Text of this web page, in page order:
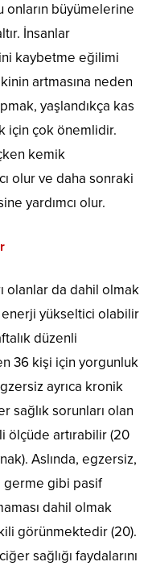
onların büyümelerine
İnsanlar
kaybetme eğilimi
artmasına neden
yaşlandıkça kas
için çok önemlidir.
kemik
olur ve daha sonraki
yardımcı olur.
olanlar da dahil olmak
yükseltici olabilir
düzenli
36 kişi için yorgunluk
ayrıca kronik
sağlık sorunları olan
ölçüde artırabilir (20
Aslında, egzersiz,
germe gibi pasif
dahil olmak
görünmektedir (20).
sağlığı faydalarını